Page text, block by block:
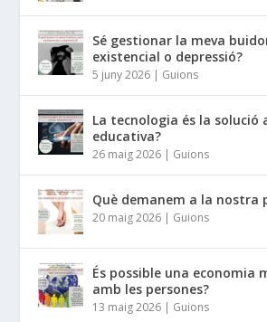
Sé gestionar la meva
existencial o depressió?
5 juny 2026 | Guions
La tecnologia és la solució
educativa?
26 maig 2026 | Guions
Què demanem a la nostra
20 maig 2026 | Guions
És possible una economia
amb les persones?
13 maig 2026 | Guions